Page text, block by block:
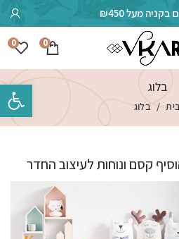
מעל ₪450
0
0
בלוג
בית בלוג
קסם ונוחות לעיצוב החדר
פתח